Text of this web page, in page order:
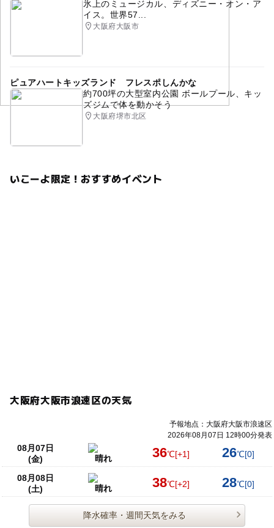
氷上のミュージカル、ディズニー・オン・ア
イス。世界57...
大阪府大阪市
ピュアハートキッズランド フレスポしんかな
約700坪の大型室内公園 ボールプール、キッ
ズジムで体を動かそう
大阪府堺市北区
いこーよ限定！おすすめイベント
大阪府大阪市浪速区の天気
予報地点：大阪府大阪市浪速区
2026年08月07日 12時00分発表
08月07日
(金)
晴れ 36℃[+1] 26℃[0]
08月08日
(土)
晴れ 38℃[+2] 28℃[0]
降水確率・週間天気をみる